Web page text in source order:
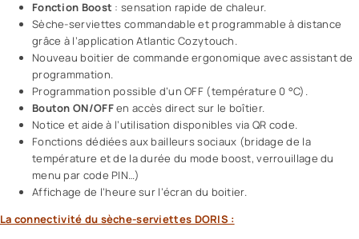
Fonction Boost : sensation rapide de chaleur.
Sèche-serviettes commandable et programmable à distance
grâce à l’application Atlantic Cozytouch.
Nouveau boitier de commande ergonomique avec assistant de
programmation.
Programmation possible d’un OFF (température 0 °C).
Bouton ON/OFFen accès direct sur le boîtier.
Notice et aide à l’utilisation disponibles via QR code.
Fonctions dédiées aux bailleurs sociaux (bridage de la
température et de la durée du mode boost, verrouillage du
menu par code PIN…)
Affichage de l’heure sur l’écran du boitier.
La connectivité du sèche-serviettes DORIS :